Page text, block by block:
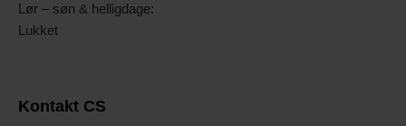
Lør – søn & helligdage:
Lukket
Kontakt CS